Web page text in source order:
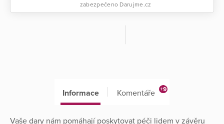
zabezpečeno Darujme.cz
Informace Komentáře +9
Vaše dary nám pomáhají poskytovat péči lidem v závěru